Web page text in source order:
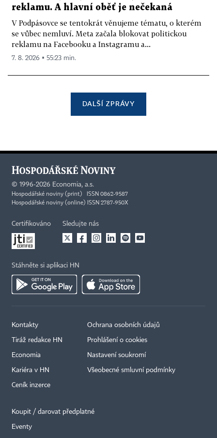
reklamu. A hlavní oběť je nečekaná
V Podpásovce se tentokrát věnujeme tématu, o kterém
se vůbec nemluví. Meta začala blokovat politickou
reklamu na Facebooku a Instagramu a...
7. 8. 2026 ▪ 55:23 min.
DALŠÍ ZPRÁVY
© 1996-2026 Economia, a.s.
Hospodářské noviny (print) ISSN 0862-9587
Hospodářské noviny (online) ISSN 2787-950X
Certifikováno Sledujte nás
Stáhněte si aplikaci HN
Kontakty
Tiráž redakce HN
Economia
Kariéra v HN
Ceník inzerce
Ochrana osobních údajů
Prohlášení o cookies
Nastavení soukromí
Všeobecné smluvní podmínky
Koupit / darovat předplatné
Eventy